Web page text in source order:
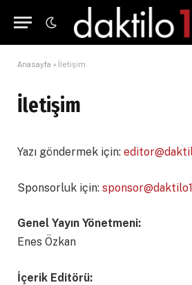
Anasayfa » İletişim
İletişim
Yazı göndermek için:
Sponsorluk için:
Genel Yayın Yönetmeni:
Enes Özkan
İçerik Editörü: